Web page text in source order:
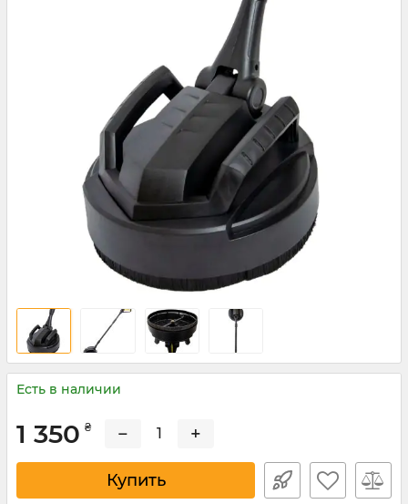
Есть в наличии
1 350 ₴ − +
Купить